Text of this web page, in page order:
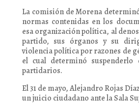
La comisión de Morena
normas contenidas en los
esa organización política, al
partido, sus órganos y su
violencia política por razones de
el cual determinó suspenderlo
partidarios.
El 31 de mayo, Alejandro Rojas
un juicio ciudadano ante la Sala